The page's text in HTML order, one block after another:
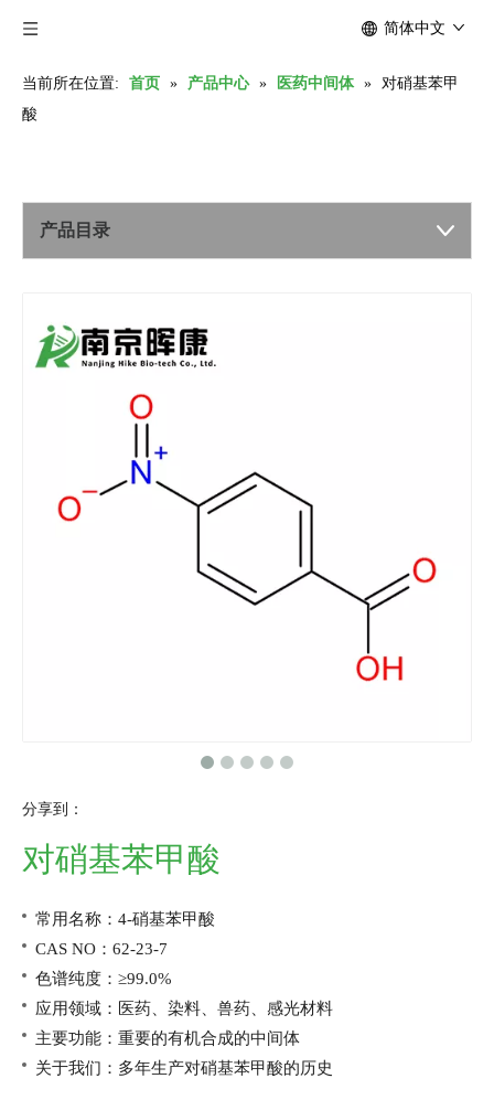
简体中文
当前所在位置: 首页 » 产品中心 » 医药中间体 » 对硝基苯甲
酸
产品目录
分享到：
对硝基苯甲酸
常用名称：4-硝基苯甲酸
CAS NO：62-23-7
色谱纯度：≥99.0%
应用领域： 医药、染料、兽药、感光材料
主要功能：重要的有机合成的中间体
关于我们：多年生产对硝基苯甲酸的历史